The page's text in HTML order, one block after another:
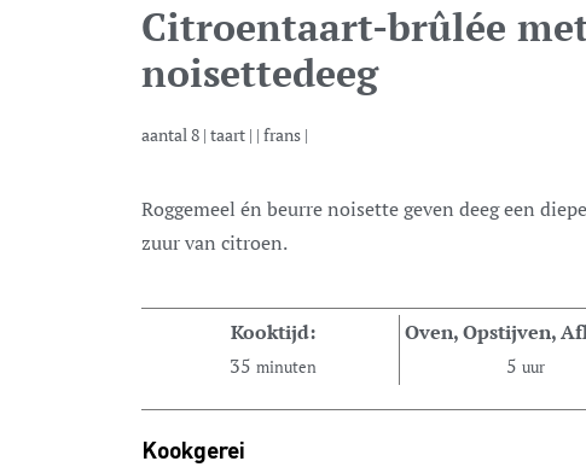
Citroentaart-brûlée
noisettedeeg
aantal8 | taart | | frans |
Roggemeel én beurre noisette geven deeg een diepe notige smaak. Perfect bij het frisse
zuur van citroen.
Kooktijd:
35 minuten
Oven, Opstijven,
5 uur
Kookgerei